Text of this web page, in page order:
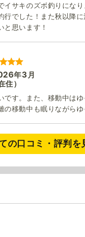
イサキのズボ釣りにな
行でした！また秋以降
と思います！
年3 月
住）
です。また、移動中は
の移動中も眠りながらゆ
の口コミ・評判を